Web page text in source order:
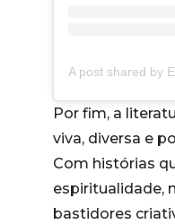
Por fim, a
viva, diversa e
Com histórias
espiritualidade,
bastidores